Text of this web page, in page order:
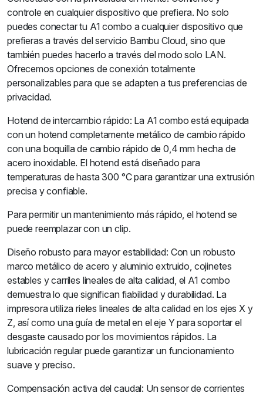
controle en cualquier dispositivo que prefiera. No solo
puedes conectar tu A1 combo a cualquier dispositivo que
prefieras a través del servicio Bambu Cloud, sino que
también puedes hacerlo a través del modo solo LAN.
Ofrecemos opciones de conexión totalmente
personalizables para que se adapten a tus preferencias de
privacidad.
Hotend de intercambio rápido: La A1 combo está equipada
con un hotend completamente metálico de cambio rápido
con una boquilla de cambio rápido de 0,4 mm hecha de
acero inoxidable. El hotend está diseñado para
temperaturas de hasta 300 °C para garantizar una extrusión
precisa y confiable.
Para permitir un mantenimiento más rápido, el hotend se
puede reemplazar con un clip.
Diseño robusto para mayor estabilidad: Con un robusto
marco metálico de acero y aluminio extruido, cojinetes
estables y carriles lineales de alta calidad, el A1 combo
demuestra lo que significan fiabilidad y durabilidad. La
impresora utiliza rieles lineales de alta calidad en los ejes X y
Z, así como una guía de metal en el eje Y para soportar el
desgaste causado por los movimientos rápidos. La
lubricación regular puede garantizar un funcionamiento
suave y preciso.
Compensación activa del caudal: Un sensor de corrientes